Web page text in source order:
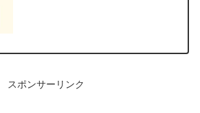
スポンサーリンク